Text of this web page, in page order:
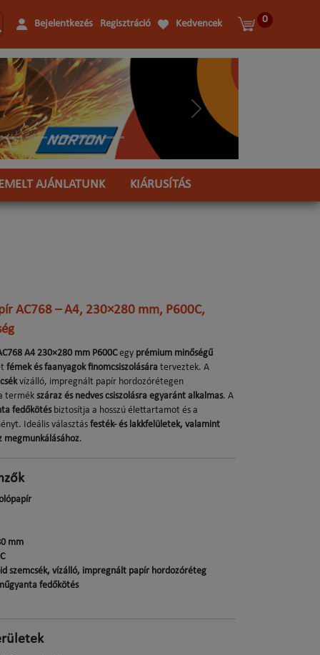
Bejelentkezés Regisztráció Kedvencek 0
Következő
AJÁNLATUNK KIÁRUSÍTÁS
AC768 – A4, 230×280 mm, P600C,
A4 230×280 mm P600Cegy prémium minőségű
fémek és faanyagok finomcsiszolására terveztek. A
vízálló, impregnált papír hordozórétegen
termék száraz és nedves csiszolásra egyaránt alkalmas. A
fedőkötésbiztosítja a hosszú élettartamot és a
Ideális választás festék- és lakkfelületek, valamint
megmunkálásához.
mm
szemcsék, vízálló, impregnált papír hordozóréteg
fedőkötés